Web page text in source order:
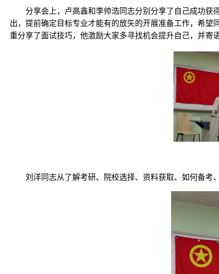
分享会上，卢高鑫和李帅浩同志分别分享了自己成功
出，提前确定目标专业才能有的放矢的开展准备工作，希
重分享了面试技巧，他激励大家多寻找机会提升自己，并寄
刘洋同志从了解考研、院校选择、资料获取、如何备考